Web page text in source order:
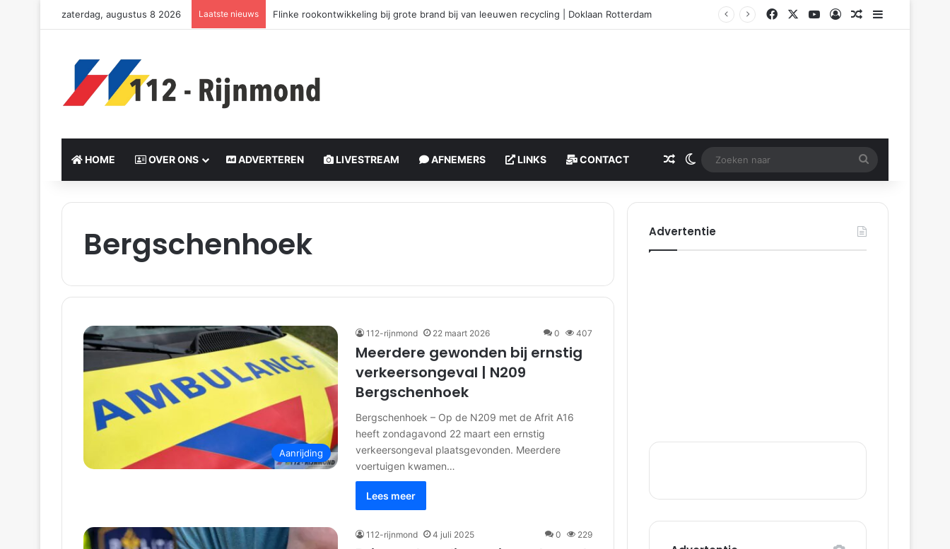
zaterdag, augustus 8 2026 Laatste nieuws Woning volledig verwoest door brand, bewoner zwaargewond | Watertorenweg Rotterdam Facebook
X YouTubeLog InGerelateerd artikel
Sidebar
HOME OVER ONS ADVERTEREN LIVESTREAM AFNEMERS LINKS CONTACT Gerelateerd artikel
Switch skin
Zoeken
naar
Bergschenhoek
Aanrijding
112-rijnmond 22 maart 2026 0 407
Meerdere gewonden bij ernstig
verkeersongeval | N209
Bergschenhoek
Bergschenhoek – Op de N209 met de Afrit A16
heeft zondagavond 22 maart een ernstig
verkeersongeval plaatsgevonden. Meerdere
voertuigen kwamen…
Lees meer
112-rijnmond 4 juli 2025 0 229
Advertentie